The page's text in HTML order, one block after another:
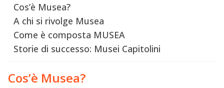
Cos’è Musea?
A chi si rivolge Musea
Come è composta MUSEA
Storie di successo: Musei Capitolini
Cos’è Musea?